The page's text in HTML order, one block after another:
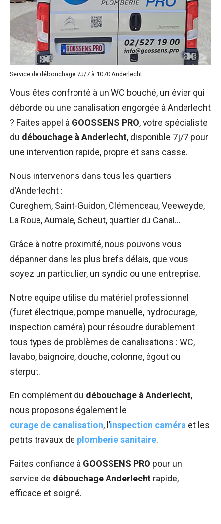
Service de débouchage 7J/7 à 1070 Anderlecht
Vous êtes confronté à un WC bouché, un évier qui
déborde ou une canalisation engorgée à Anderlecht
? Faites appel à GOOSSENS PRO, votre spécialiste
du débouchage à Anderlecht, disponible 7j/7 pour
une intervention rapide, propre et sans casse.
Nous intervenons dans tous les quartiers
d’Anderlecht :
Cureghem, Saint-Guidon, Clémenceau, Veeweyde,
La Roue, Aumale, Scheut, quartier du Canal…
Grâce à notre proximité, nous pouvons vous
dépanner dans les plus brefs délais, que vous
soyez un particulier, un syndic ou une entreprise.
Notre équipe utilise du matériel professionnel
(furet électrique, pompe manuelle, hydrocurage,
inspection caméra) pour résoudre durablement
tous types de problèmes de canalisations : WC,
lavabo, baignoire, douche, colonne, égout ou
sterput.
En complément du débouchage à Anderlecht,
nous proposons également le
curage de canalisation, l’inspection caméra et les
petits travaux de plomberie sanitaire.
Faites confiance à GOOSSENS PRO pour un
service de débouchage Anderlecht rapide,
efficace et soigné.